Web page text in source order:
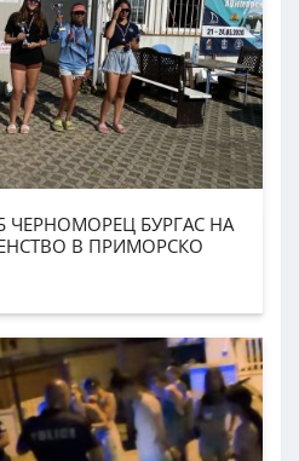
ЧЕРНОМОРЕЦ БУРГАС НА
В ПРИМОРСКО